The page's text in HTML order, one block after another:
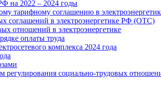
на 2022 – 2024 годы
тарифному соглашению в
соглашений в электроэнергетике РФ (ОТС)
отношений в электроэнергетике
оплаты труда
комплекса 2024 года
регулирования социально-трудовых